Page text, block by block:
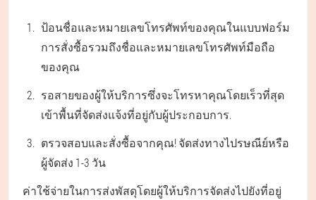
ป้อนชื่อและหมายเลขโทรศัพท์ของคุณในแบบฟอร์ม
การสั่งซื้อรวมถึงชื่อและหมายเลขโทรศัพท์มือถือ
ของคุณ
รอสายของผู้ให้บริการซึ่งจะโทรหาคุณโดยเร็วที่สุด
เข้าพื้นที่จัดส่งแจ้งที่อยู่กับผู้ประกอบการ.
ตรวจสอบและสั่งซื้อจากคุณ! จัดส่งทางไปรษณีย์หรือ
ผู้จัดส่ง 1-3 วัน
ค่าใช้จ่ายในการส่งพัสดุโดยผู้ให้บริการจัดส่งไปยังที่อยู่